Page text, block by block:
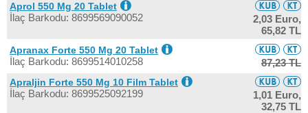
Aprol 550 Mg 20 Tablet
İlaç Barkodu: 8699569090052
2,03 Euro,
65,82 TL
Apranax Forte 550 Mg 20 Tablet
İlaç Barkodu: 8699514010258 87,23 TL
Apraljin Forte 550 Mg 10 Film Tablet
İlaç Barkodu: 8699525092199
1,01 Euro,
32,75 TL